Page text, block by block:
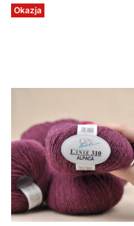
Okazja